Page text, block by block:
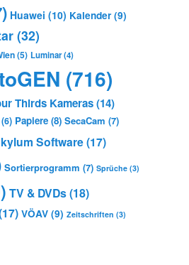
Huawei (10) Kalender (9)
(32)
(5) Luminar(4)
(716)
Thirds Kameras(14)
(6) Papiere (8) SecaCam (7)
Software(17)
Sortierprogramm (7) Sprüche (3)
TV & DVDs(18)
VÖAV (9) Zeitschriften (3)